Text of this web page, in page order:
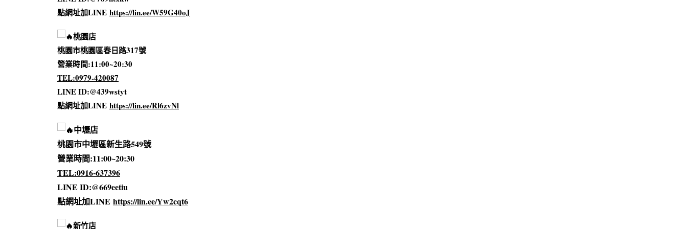
點網址加LINE https://lin.ee/W59G40oJ
桃園店
桃園市桃園區春日路317號
營業時間:11:00~20:30
TEL:0979-420087
LINE ID:@439wstyt
點網址加LINE https://lin.ee/Rl6zvNl
中壢店
桃園市中壢區新生路549號
營業時間:11:00~20:30
TEL:0916-637396
LINE ID:@669eetiu
點網址加LINE https://lin.ee/Yw2cqt6
新竹店